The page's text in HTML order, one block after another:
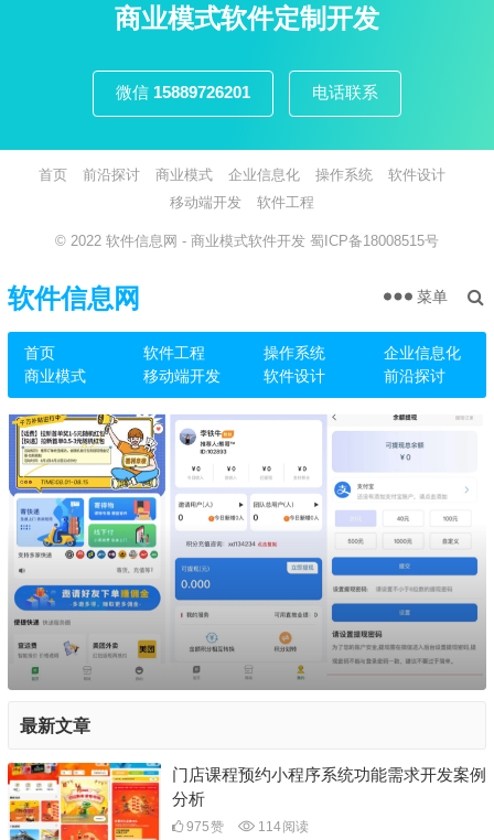
商业模式软件定制开发
微信 15889726201 电话联系
首页 前沿探讨 商业模式 企业信息化 操作系统
软件设计
移动端开发
软件工程
© 2022 软件信息网 - 商业模式软件开发 蜀ICP备18008515号
软件信息网
首页 软件工程 操作系统
企业信息化
商业模式
移动端开发 软件设计 前沿探讨
菜单
最新文章
门店课程预约小程序系统功能需求开发案例
分析
975赞 114阅读